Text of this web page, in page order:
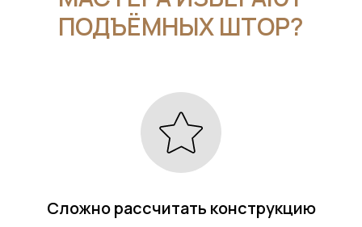
ПОДЪЁМНЫХ ШТОР?
Сложно рассчитать конструкцию